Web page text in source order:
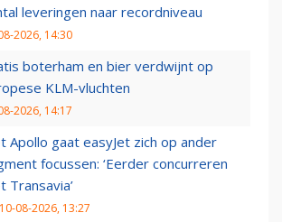
leveringen naar recordniveau
2026, 14:30
boterham en bier verdwijnt op
KLM-vluchten
2026, 14:17
Apollo gaat easyJet zich op ander
focussen: ‘Eerder concurreren
Transavia’
10-08-2026, 13:27